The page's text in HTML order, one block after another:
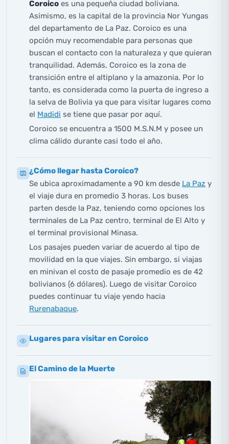
Coroico es una pequeña ciudad boliviana.
Asimismo, es la capital de la provincia Nor Yungas
del departamento de La Paz. Coroico es una
opción muy recomendable para personas que
buscan el contacto con la naturaleza y que quieran
tranquilidad. Además, Coroico es la zona de
transición entre el altiplano y la amazonia. Por lo
tanto, es considerada como la puerta de ingreso a
la selva de Bolivia ya que para visitar lugares como
el Madidi se tiene que pasar por aquí.
Coroico se encuentra a 1500 M.S.N.M y posee un
clima cálido durante casi todo el año.
¿Cómo llegar hasta Coroico?
Se ubica aproximadamente a 90 km desde La Paz y
el viaje dura en promedio 3 horas. Los buses
parten desde la Paz, teniendo como opciones los
terminales de La Paz centro, terminal de El Alto y
el terminal provisional Minasa.
Los pasajes pueden variar de acuerdo al tipo de
movilidad en la que viajes. Sin embargo, si viajas
en minivan el costo de pasaje promedio es de 42
bolivianos (6 dólares). Luego de visitar Coroico
puedes continuar tu viaje yendo hacia
Rurenabaque.
Lugares para visitar en Coroico
El Camino de la Muerte